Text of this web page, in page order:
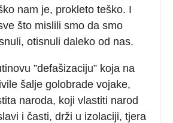
nam je, prokleto teško. I
što mislili smo da smo
otisnuli daleko od nas.
”defašizaciju” koja na
šalje golobrade vojake,
naroda, koji vlastiti narod
i časti, drži u izolaciji, tjera